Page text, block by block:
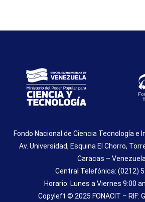
Fondo Nacional de Ciencia Tecnología e
Av. Universidad, Esquina El Chorro,
Caracas – Venezuela.
Central Telefónica: (0212)
Horario: Lunes a Viernes 9:00
Copyleft © 2025 FONACIT – RIF: